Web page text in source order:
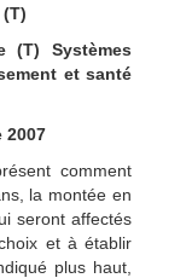
(T) Systèmes
et santé
2007
comment
la montée en
seront affectés
et à établir
plus haut,